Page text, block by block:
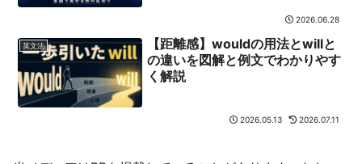
2026.06.28
英文法
【距離感】wouldの用法とwillと
の違いを図解と例文でわかりやす
く解説
2026.05.13 2026.07.11